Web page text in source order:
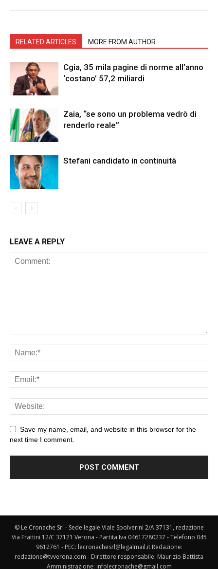
RELATED ARTICLES MORE FROM AUTHOR
Cgia, 35 mila pagine di norme all’anno
‘costano’ 57,2 miliardi
Zaia, “se sono un problema vedrò di
renderlo reale”
Stefani candidato in continuità
LEAVE A REPLY
Save my name, email, and website in this browser for the
next time I comment.
© Le Cronache Srl - Sede legale Viale Spolverini 2/A 37131, redazione
Via Frattini 12/C 37121 Verona - Partita Iva 04617280237 - Telefono 045
9612761 - PEC: lecronachesrl@legalmail.it Redazione:
redazione@tvverona.com - Direttore responsabile: Maurizio Battista
Amministrazione: infolecronache@gmail.com